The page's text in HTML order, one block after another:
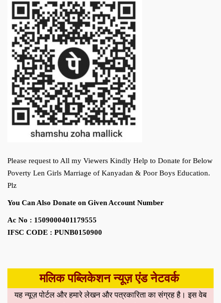
Please request to All my Viewers Kindly Help to Donate for Below
Poverty Len Girls Marriage of Kanyadan & Poor Boys Education.
Plz
You Can Also Donate on Given Account Number
Ac No : 1509000401179555
IFSC CODE : PUNB0150900
मलिक पब्लिकेशन न्यूज़ एंड नेटवर्क
यह न्यूज़ पोर्टल और हमारे लेखन और पत्रकारिता का संग्रह है। इस वेब